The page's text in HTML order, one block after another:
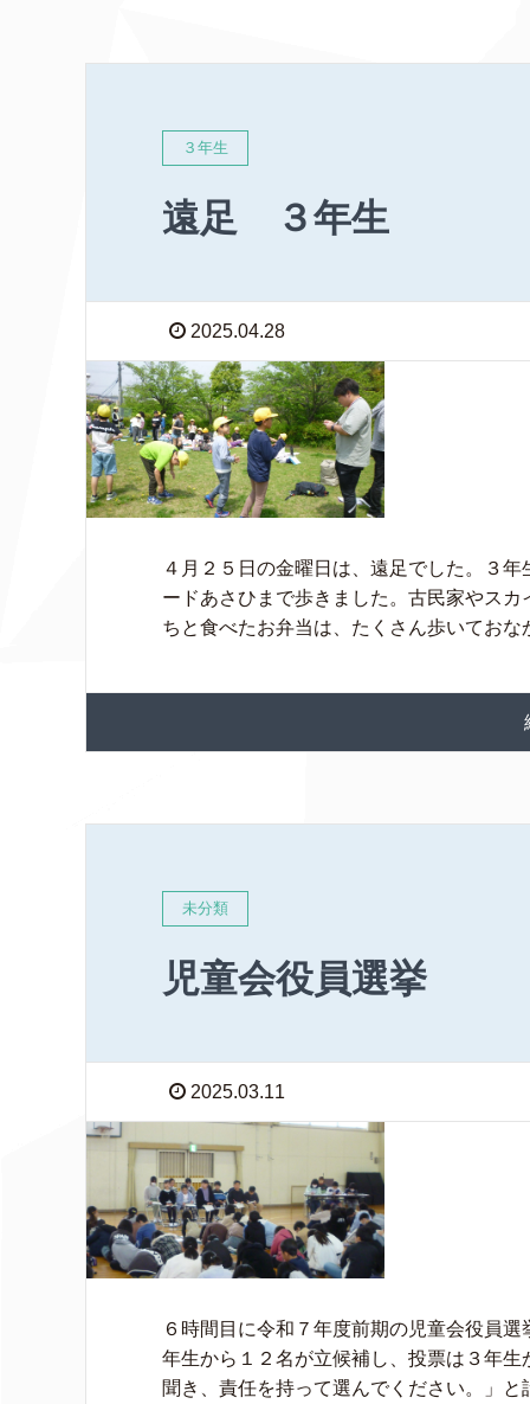
３年生
遠足 ３年生
2025.04.28
４月２５日の金曜日は、遠足でした。３
ードあさひまで歩きました。古民家やス
ちと食べたお弁当は、たくさん歩いてお
未分類
児童会役員選挙
2025.03.11
６時間目に令和７年度前期の児童会役員
年生から１２名が立候補し、投票は３年
聞き、責任を持って選んでください。」